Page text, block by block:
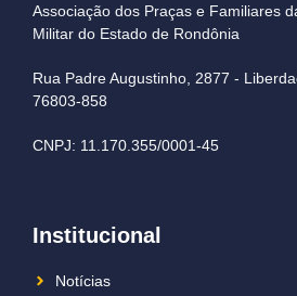
Associação dos Praças e Familiares
Militar do Estado de Rondônia
Rua Padre Augustinho, 2877 -
76803-858
CNPJ: 11.170.355/0001-45
Institucional
Notícias